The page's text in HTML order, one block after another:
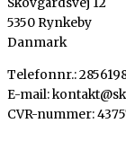
Skovgårdsvej 12
5350 Rynkeby
Danmark
Telefonnr.:
E-mail:
CVR-nummer: